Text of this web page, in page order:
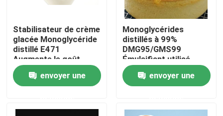
Contrôle de qualité
Contactez-nous
Nouvelles
Stabilisateur de crème
glacée Monoglycéride
distillé E471
Augmente le goût
délicat et lisse
envoyer une
Monoglycérides
distillés à 99%
DMG95/GMS99
Émulsifiant utilisé
dans l'industrie du
pain
envoyer une